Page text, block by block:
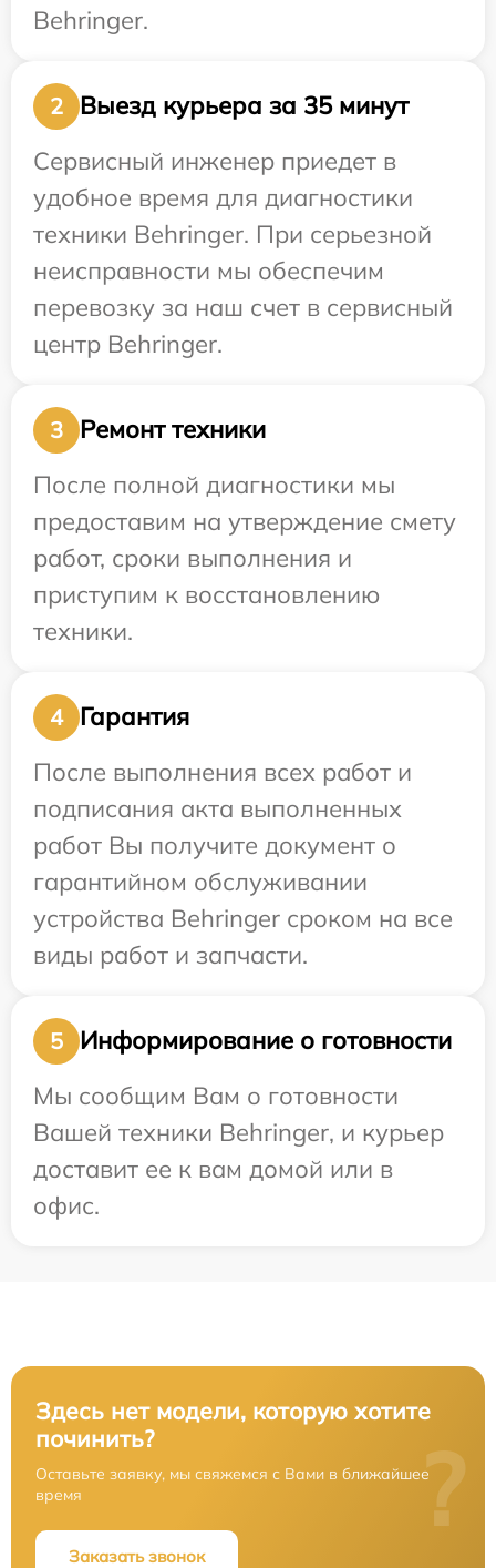
Behringer.
2
Выезд курьера за 35 минут
Сервисный инженер приедет в
удобное время для диагностики
техники Behringer. При серьезной
неисправности мы обеспечим
перевозку за наш счет в сервисный
центр Behringer.
3
Ремонт техники
После полной диагностики мы
предоставим на утверждение смету
работ, сроки выполнения и
приступим к восстановлению
техники.
4
Гарантия
После выполнения всех работ и
подписания акта выполненных
работ Вы получите документ о
гарантийном обслуживании
устройства Behringer сроком на все
виды работ и запчасти.
5
Информирование о готовности
Мы сообщим Вам о готовности
Вашей техники Behringer, и курьер
доставит ее к вам домой или в
офис.
Здесь нет модели, которую хотите
починить?
Оставьте заявку, мы свяжемся с Вами в ближайшее
время
Заказать звонок
?